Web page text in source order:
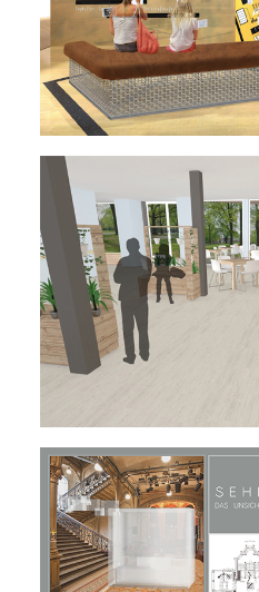
Hauptstudium
Hauptstudium